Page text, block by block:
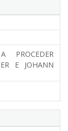
PROCEDER
E JOHANN